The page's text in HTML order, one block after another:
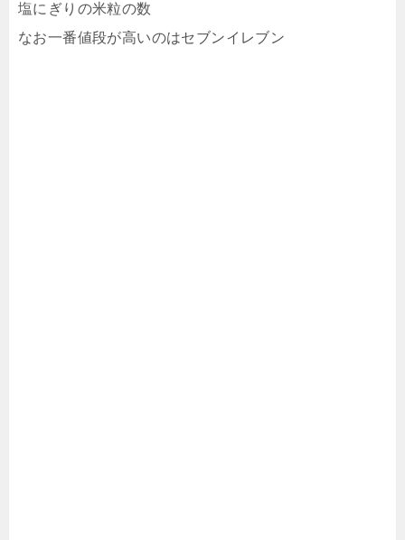
塩にぎりの米粒の数
なお一番値段が高いのはセブンイレブン